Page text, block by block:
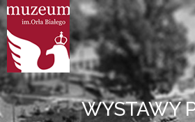
WYSTAWY